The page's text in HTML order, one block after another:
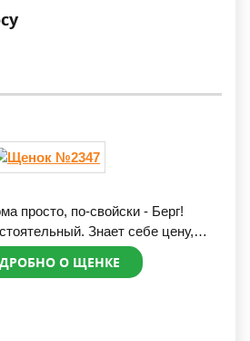
овчарок!
просто, по-свойски - Берг!
Знает себе цену,
ценит договорные
отношения.
и ворует яблоки. И вообще
Он - отличный тренажер по
О ЩЕНКЕ